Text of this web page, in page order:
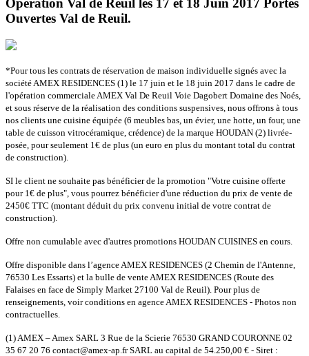
Opération Val de Reuil les 17 et 18 Juin 2017 Portes
Ouvertes Val de Reuil.
*Pour tous les contrats de réservation de maison individuelle signés avec la
société AMEX RESIDENCES (1) le 17 juin et le 18 juin 2017 dans le cadre de
l'opération commerciale AMEX Val De Reuil Voie Dagobert Domaine des Noés,
et sous réserve de la réalisation des conditions suspensives, nous offrons à tous
nos clients une cuisine équipée (6 meubles bas, un évier, une hotte, un four, une
table de cuisson vitrocéramique, crédence) de la marque HOUDAN (2) livrée-
posée, pour seulement 1€ de plus (un euro en plus du montant total du contrat
de construction).
SI le client ne souhaite pas bénéficier de la promotion "Votre cuisine offerte
pour 1€ de plus", vous pourrez bénéficier d'une réduction du prix de vente de
2450€ TTC (montant déduit du prix convenu initial de votre contrat de
construction).
Offre non cumulable avec d'autres promotions HOUDAN CUISINES en cours.
Offre disponible dans l’agence AMEX RESIDENCES (2 Chemin de l'Antenne,
76530 Les Essarts) et la bulle de vente AMEX RESIDENCES (Route des
Falaises en face de Simply Market 27100 Val de Reuil). Pour plus de
renseignements, voir conditions en agence AMEX RESIDENCES - Photos non
contractuelles.
(1) AMEX – Amex SARL 3 Rue de la Scierie 76530 GRAND COURONNE 02
35 67 20 76 contact@amex-ap.fr SARL au capital de 54.250,00 € - Siret :